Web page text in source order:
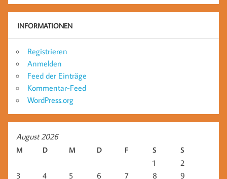
INFORMATIONEN
Registrieren
Anmelden
Feed der Einträge
Kommentar-Feed
WordPress.org
August 2026
M D M D F S S
1
2
3
4 5 6 7 8 9